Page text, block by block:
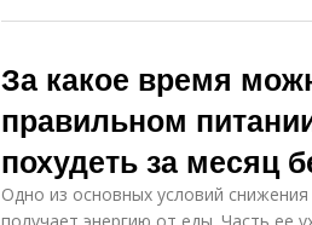
За какое время
правильном
похудеть за месяц
Одно из основных условий